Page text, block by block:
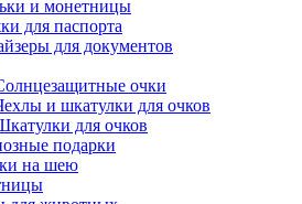
и монетницы
для паспорта
для документов
очки
и шкатулки для очков
для очков
подарки
на шею